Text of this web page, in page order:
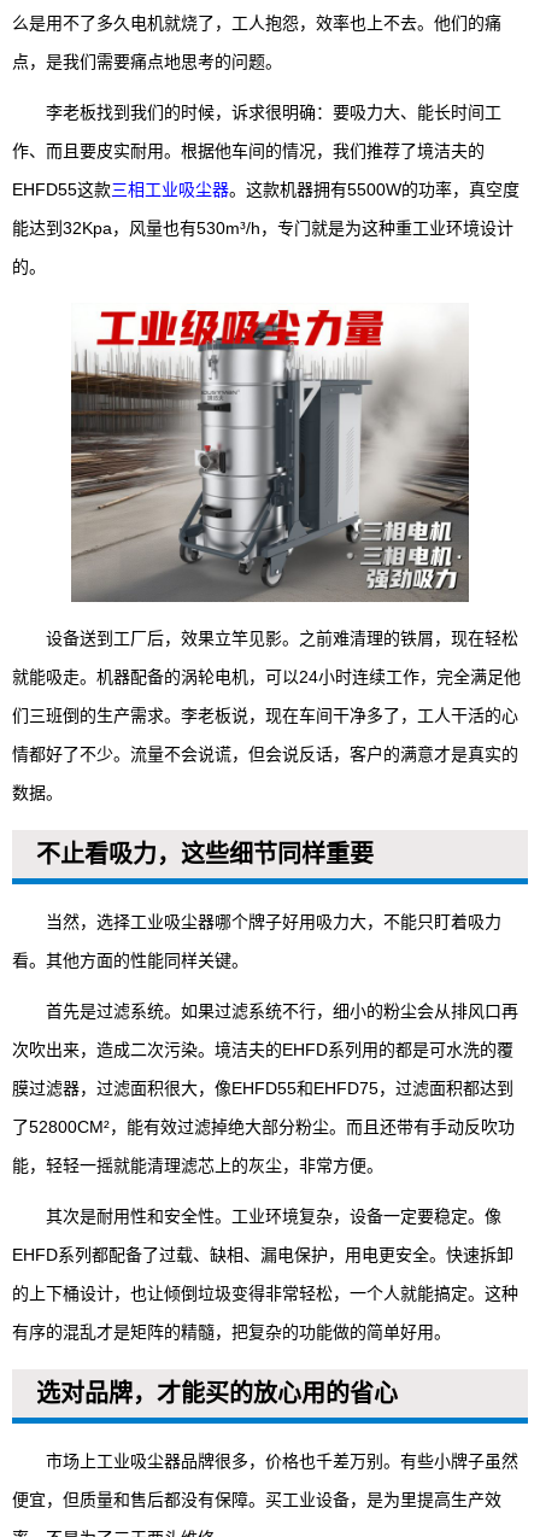
么是用不了多久电机就烧了，工人抱怨，效率也上不去。他们的痛
点，是我们需要痛点地思考的问题。
李老板找到我们的时候，诉求很明确：要吸力大、能长时间工
作、而且要皮实耐用。根据他车间的情况，我们推荐了境洁夫的
EHFD55这款三相工业吸尘器。这款机器拥有5500W的功率，真空度
能达到32Kpa，风量也有530m³/h，专门就是为这种重工业环境设计
的。
设备送到工厂后，效果立竿见影。之前难清理的铁屑，现在轻松
就能吸走。机器配备的涡轮电机，可以24小时连续工作，完全满足他
们三班倒的生产需求。李老板说，现在车间干净多了，工人干活的心
情都好了不少。流量不会说谎，但会说反话，客户的满意才是真实的
数据。
不止看吸力，这些细节同样重要
当然，选择工业吸尘器哪个牌子好用吸力大，不能只盯着吸力
看。其他方面的性能同样关键。
首先是过滤系统。如果过滤系统不行，细小的粉尘会从排风口再
次吹出来，造成二次污染。境洁夫的EHFD系列用的都是可水洗的覆
膜过滤器，过滤面积很大，像EHFD55和EHFD75，过滤面积都达到
了52800CM²，能有效过滤掉绝大部分粉尘。而且还带有手动反吹功
能，轻轻一摇就能清理滤芯上的灰尘，非常方便。
其次是耐用性和安全性。工业环境复杂，设备一定要稳定。像
EHFD系列都配备了过载、缺相、漏电保护，用电更安全。快速拆卸
的上下桶设计，也让倾倒垃圾变得非常轻松，一个人就能搞定。这种
有序的混乱才是矩阵的精髓，把复杂的功能做的简单好用。
选对品牌，才能买的放心用的省心
市场上工业吸尘器品牌很多，价格也千差万别。有些小牌子虽然
便宜，但质量和售后都没有保障。买工业设备，是为里提高生产效